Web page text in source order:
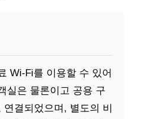
Wi-Fi를 이용할 수 있어
실은 물론이고 공용 구
결되었으며, 별도의 비